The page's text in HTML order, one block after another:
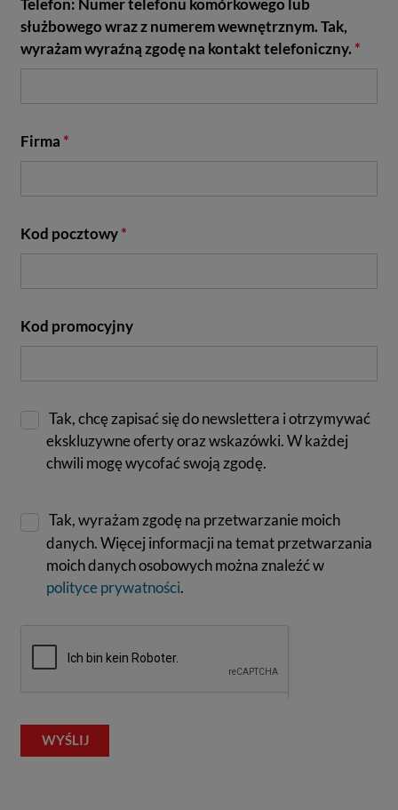
Telefon: Numer telefonu komórkowego lub
służbowego wraz z numerem wewnętrznym. Tak,
wyrażam wyraźną zgodę na kontakt telefoniczny. *
Firma *
Kod pocztowy *
Kod promocyjny
Tak, chcę zapisać się do newslettera i otrzymywać
ekskluzywne oferty oraz wskazówki. W każdej
chwili mogę wycofać swoją zgodę.
Tak, wyrażam zgodę na przetwarzanie moich
danych. Więcej informacji na temat przetwarzania
moich danych osobowych można znaleźć w
polityce prywatności